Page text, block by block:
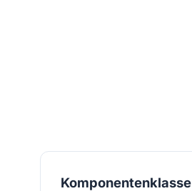
Komponentenklasse